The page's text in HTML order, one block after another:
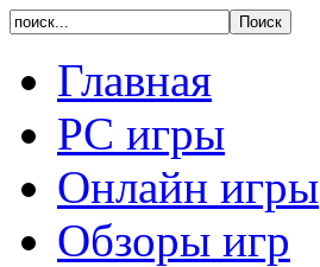
Главная
PC игры
Онлайн игры
Обзоры игр